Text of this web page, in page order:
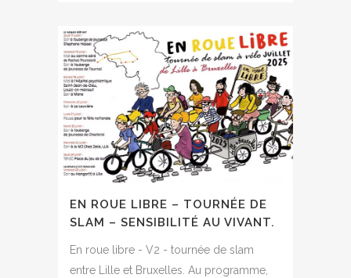
EN ROUE LIBRE – TOURNÉE DE
SLAM – SENSIBILITÉ AU VIVANT.
En roue libre - V2 - tournée de slam
entre Lille et Bruxelles. Au programme,